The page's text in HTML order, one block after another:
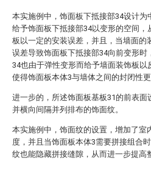
本实施例中，饰面板下抵接部34设计为
给予饰面板下抵接部34以变形的空间，
板以一定的安装误差，并且，当墙面的
误差导致饰面板下抵接部34向前变形时
34也由于弹性变形而给予墙面装饰板以
使得饰面板本体3与墙体之间的封闭性更
进一步的，所述饰面板基板31的前表面
并横向间隔并列排布的饰面纹。
本实施例中，饰面纹的设置，增加了室
度，并且当饰面板本体3需要拼接组合
纹也能隐藏拼接缝隙，从而进一步提高